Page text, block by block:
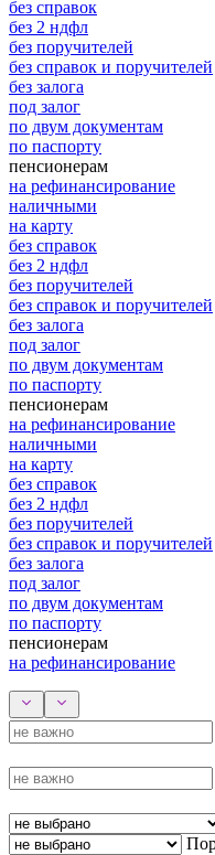
без справок
без 2 ндфл
без поручителей
без справок и поручителей
без залога
под залог
по двум документам
по паспорту
пенсионерам
на рефинансирование
наличными
на карту
без справок
без 2 ндфл
без поручителей
без справок и поручителей
без залога
под залог
по двум документам
по паспорту
пенсионерам
на рефинансирование
наличными
на карту
без справок
без 2 ндфл
без поручителей
без справок и поручителей
без залога
под залог
по двум документам
по паспорту
пенсионерам
на рефинансирование